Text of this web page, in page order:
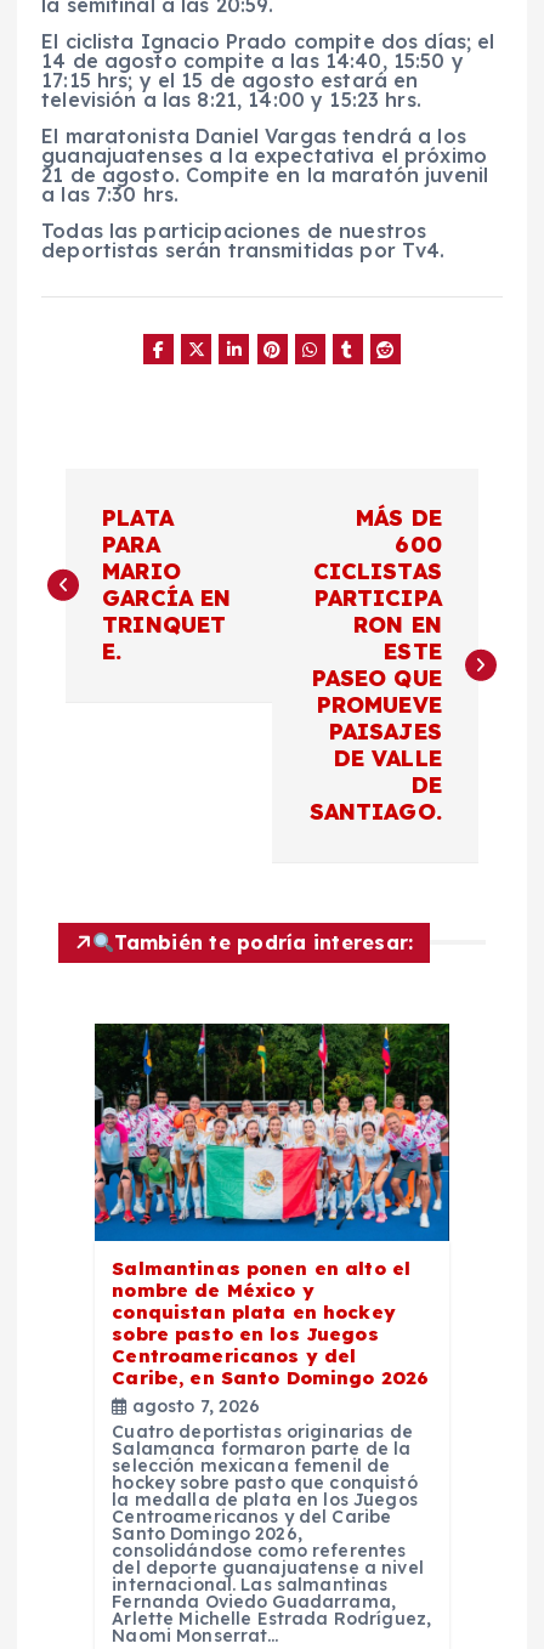
El ciclista Ignacio Prado compite dos días; el
14 de agosto compite a las 14:40, 15:50 y
17:15 hrs; y el 15 de agosto estará en
televisión a las 8:21, 14:00 y 15:23 hrs.
El maratonista Daniel Vargas tendrá a los
guanajuatenses a la expectativa el próximo
21 de agosto. Compite en la maratón juvenil
a las 7:30 hrs.
Todas las participaciones de nuestros
deportistas serán transmitidas por Tv4.
a
v
ó
PLATA
PARA
MARIO
GARCÍA EN
TRINQUET
E.
MÁS DE
600
CICLISTAS
PARTICIPA
RON EN
ESTE
PASEO QUE
PROMUEVE
PAISAJES
DE VALLE
DE
SANTIAGO.
También te podría interesar:
Salmantinas ponen en alto el
nombre de México y
conquistan plata en hockey
sobre pasto en los Juegos
Centroamericanos y del
Caribe, en Santo Domingo 2026
agosto 7, 2026
Cuatro deportistas originarias de
Salamanca formaron parte de la
selección mexicana femenil de
hockey sobre pasto que conquistó
la medalla de plata en los Juegos
Centroamericanos y del Caribe
Santo Domingo 2026,
consolidándose como referentes
del deporte guanajuatense a nivel
internacional. Las salmantinas
Fernanda Oviedo Guadarrama,
Arlette Michelle Estrada Rodríguez,
Naomi Monserrat…